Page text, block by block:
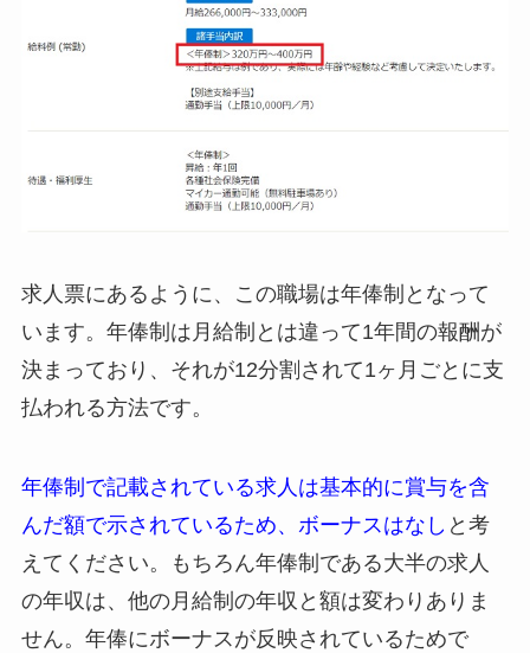
求人票にあるように、この職場は年俸制となって
います。年俸制は月給制とは違って1年間の報酬が
決まっており、それが12分割されて1ヶ月ごとに支
払われる方法です。
年俸制で記載されている求人は基本的に賞与を含
んだ額で示されているため、ボーナスはなし と考
えてください。もちろん年俸制である大半の求人
の年収は、他の月給制の年収と額は変わりありま
せん。年俸にボーナスが反映されているためで